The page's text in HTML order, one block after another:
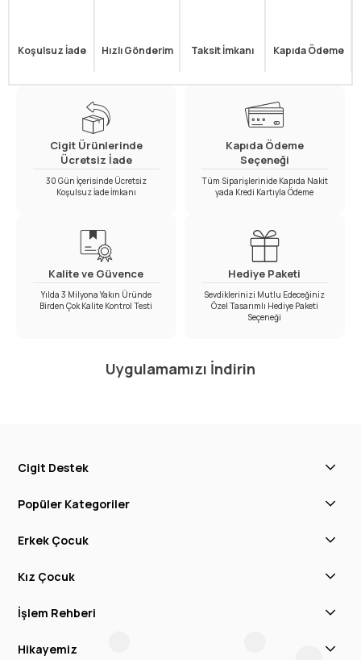
Koşulsuz İade Hızlı Gönderim Taksit İmkanı Kapıda Ödeme
Cigit Ürünlerinde
Ücretsiz İade
30 Gün İçerisinde Ücretsiz
Koşulsuz İade İmkanı
Kapıda Ödeme
Seçeneği
Tüm Siparişlerinide Kapıda Nakit
yada Kredi Kartıyla Ödeme
Kalite ve Güvence
Yılda 3 Milyona Yakın Üründe
Birden Çok Kalite Kontrol Testi
Hediye Paketi
Sevdiklerinizi Mutlu Edeceğiniz
Özel Tasarımlı Hediye Paketi
Seçeneği
Uygulamamızı İndirin
Cigit Destek
Popüler Kategoriler
Erkek Çocuk
Kız Çocuk
İşlem Rehberi
Hikayemiz